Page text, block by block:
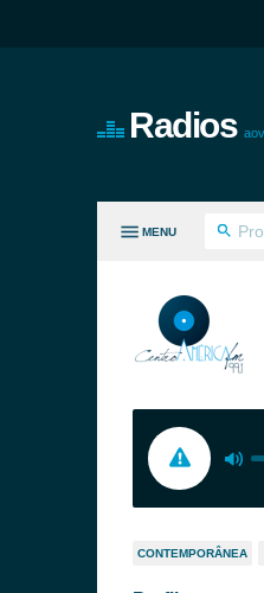
Radios
MENU
CONTEMPORÂNEA